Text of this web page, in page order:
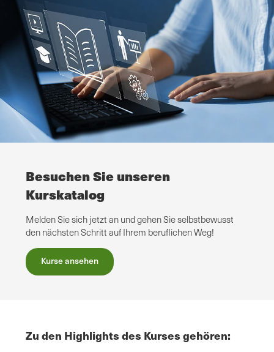
Besuchen Sie unseren
Kurskatalog
Melden Sie sich jetzt an und gehen Sie selbstbewusst
den nächsten Schritt auf Ihrem beruflichen Weg!
Kurse ansehen
Zu den Highlights des Kurses gehören: